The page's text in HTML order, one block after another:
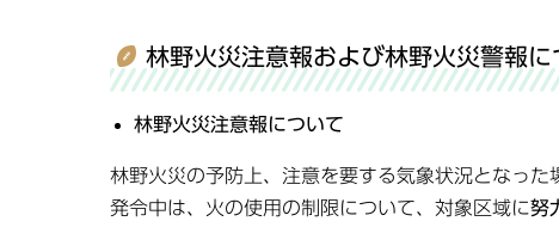
林野火災注意報および林野火災警報に
林野火災注意報について
林野火災の予防上、注意を要する気象状況となった
発令中は、火の使用の制限について、対象区域に努